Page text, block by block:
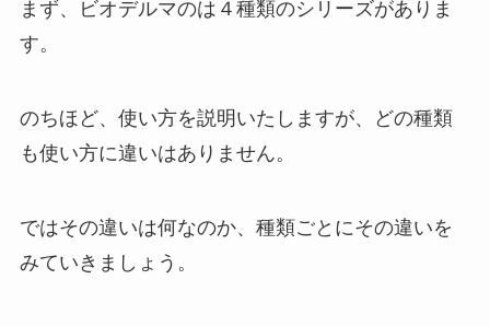
まず、ビオデルマのは４種類のシリーズがありま
す。
のちほど、使い方を説明いたしますが、どの種類
も使い方に違いはありません。
ではその違いは何なのか、種類ごとにその違いを
みていきましょう。